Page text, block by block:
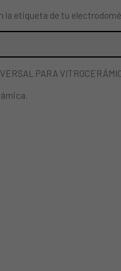
la etiqueta de tu
PARA